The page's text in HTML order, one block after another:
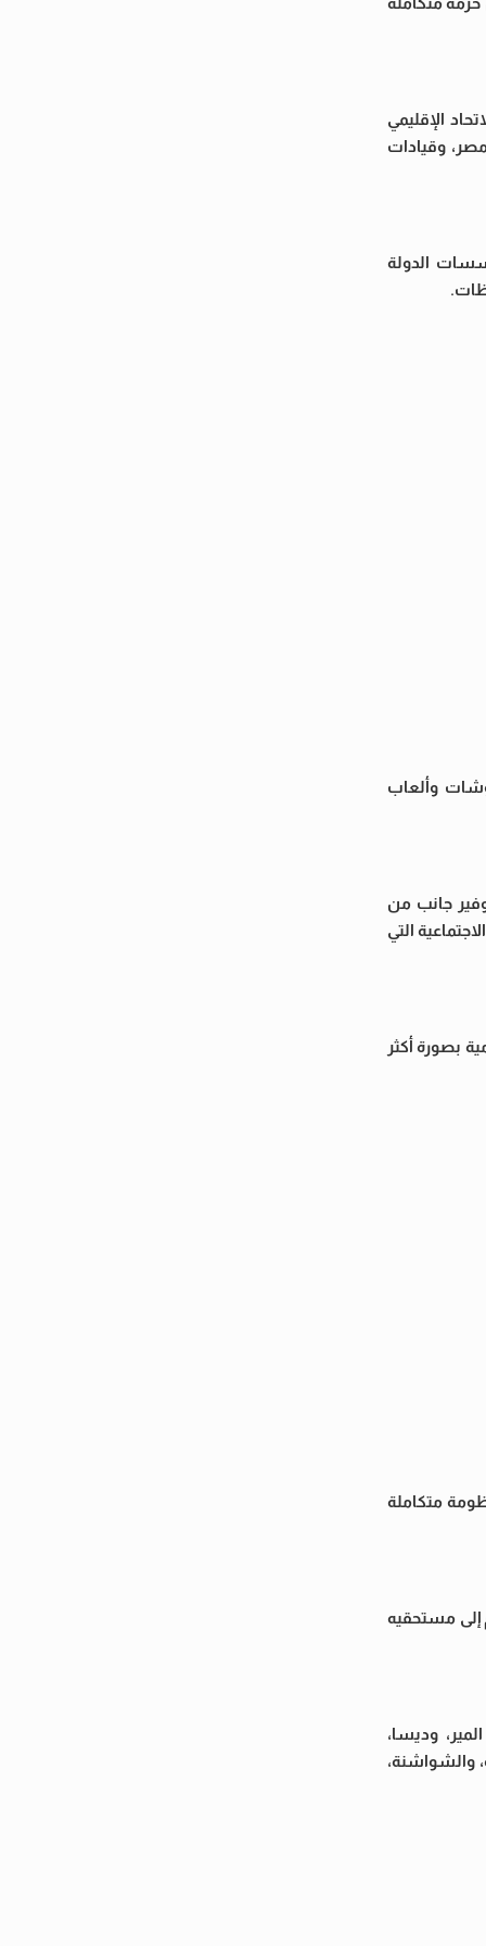
الإقليمي
وقيادات
الدولة
والمفروشات وألعاب
تتضمن القافلة تيسير زواج 10 فتيات من خلال توفير جانب من
التي
حياتهم اليومية بصورة أكثر
ضمن منظومة متكاملة
وصول الدعم إلى مستحقيه
وديسا،
والشواشنة،